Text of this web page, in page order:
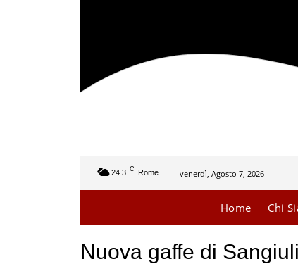
24.3 C Rome venerdì, Agosto 7, 2026
Home Chi
Nuova gaffe di